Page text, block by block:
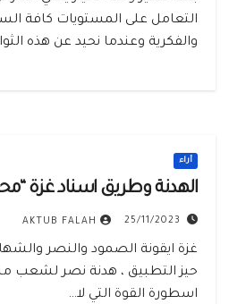
التعامل على المستويات كافة
والفكرية وعندما نحيد عن هذه
أراء
الهدنة وطريق اسناد غزة
25/11/2023
AKTUB FALAH
غزة ايقونة الصمود والنصر
حيز التطبيق ، هدنة نصر لشعب
اسطورة القوة التي لا…